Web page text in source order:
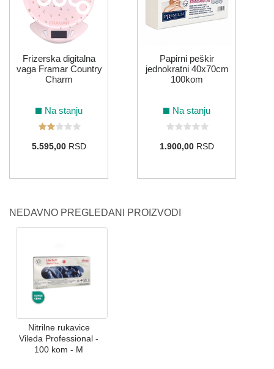
Frizerska digitalna
vaga Framar Country
Charm
Na stanju
5.595,00RSD
Papirni peškir
jednokratni 40x70cm
100kom
Na stanju
1.900,00RSD
NEDAVNO PREGLEDANI PROIZVODI
Nitrilne rukavice
Vileda Professional -
100 kom - M